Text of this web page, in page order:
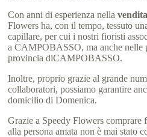
Con anni di esperienza nella
Flowers ha, con il tempo, tessuto
capillare, per cui i nostri fioristi
a CAMPOBASSO, ma anche nelle
provincia diCAMPOBASSO.
Inoltre, proprio grazie al grande
collaboratori, possiamo garantire
domicilio di Domenica.
Grazie a Speedy Flowers comprare
alla persona amata non è mai stato